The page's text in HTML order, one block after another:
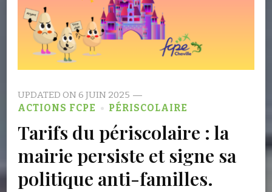
UPDATED ON 6 JUIN 2025
ACTIONS FCPE
PÉRISCOLAIRE
Tarifs du périscolaire : la
mairie persiste et signe sa
politique anti-familles.